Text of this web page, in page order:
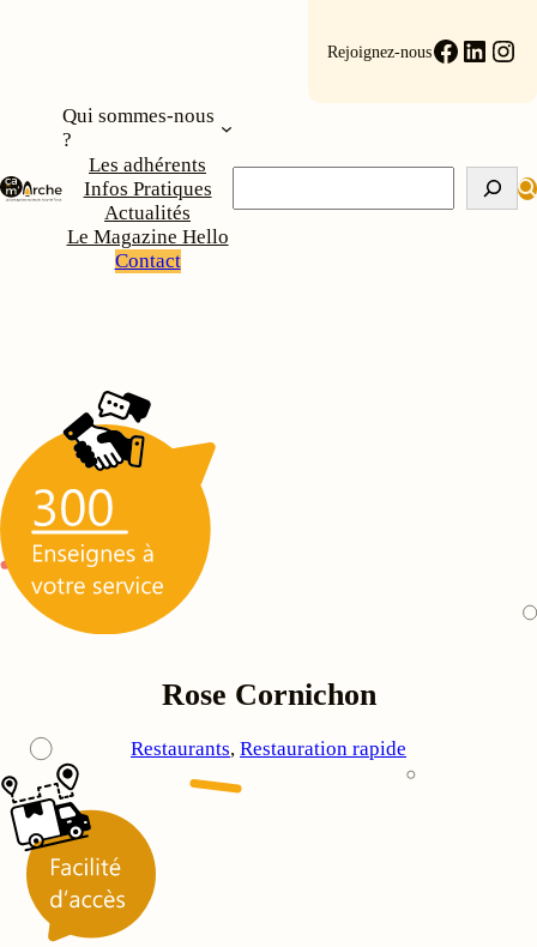
Rejoignez-nous
Qui sommes-nous
?
Les adhérents
Infos Pratiques
Actualités
Le Magazine Hello
Contact
Rose Cornichon
Restaurants, Restauration rapide